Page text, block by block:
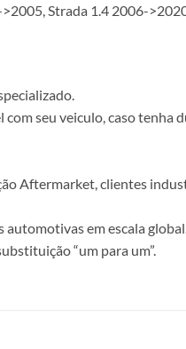
Strada 1.4 2006-
seu veiculo, caso tenha
Aftermarket, clientes
automotivas em escala
“um para um”.